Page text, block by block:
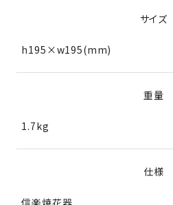
サイズ
h195×w195(mm)
重量
1.7kg
仕様